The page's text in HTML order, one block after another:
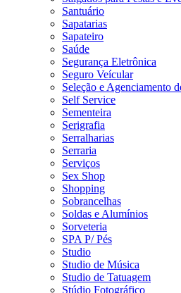
Santuário
Sapatarias
Sapateiro
Saúde
Segurança Eletrônica
Seguro Veícular
Seleção e Agenciamento
Self Service
Sementeira
Serigrafia
Serralharias
Serraria
Serviços
Sex Shop
Shopping
Sobrancelhas
Soldas e Alumínios
Sorveteria
SPA P/ Pés
Studio
Studio de Música
Studio de Tatuagem
Stúdio Fotográfico